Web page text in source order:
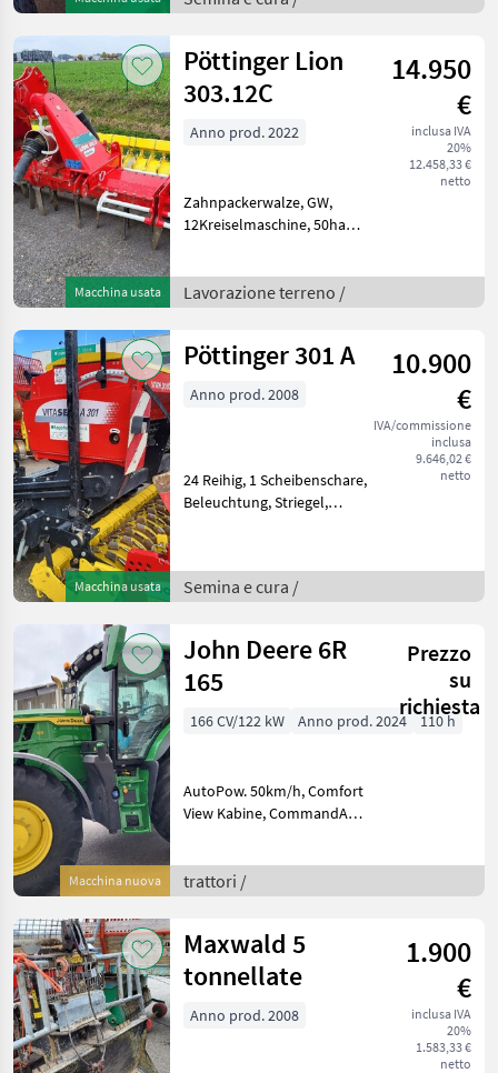
elektr.
Reihig, Spur 1, 80m, 800L
Saattank
Macchina usata
Pöttinger Lion
303.12C
14.950
€
inclusa IVA
20%
12.458,33 €
netto
Anno prod. 2022
Zahnpackerwalze, GW,
12Kreiselmaschine, 50ha
Lavorazione terreno /
Macchina usata
Pöttinger 301 A
10.900
€
IVA/commissione
inclusa
9.646,02 €
netto
Anno prod. 2008
24 Reihig, 1 Scheibenschare,
Beleuchtung, Striegel,
2, 10m, 3 Reihen Vomeri
monodisco, Convenzionale,
controll
Semina e cura /
Macchina nuova
John Deere 6R
165
Prezzo
su
richiesta
166 CV/122 kW Anno prod. 2024 110 h
AutoPow. 50km/h, Comfort
View Kabine, CommandARM
Kabinenfederung, Prem.
Sitz, Spiegel komplett
trattori /
Maxwald 5
tonnellate
1.900
€
inclusa IVA
20%
1.583,33 €
netto
Anno prod. 2008